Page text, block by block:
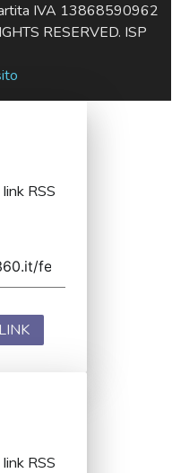
IVA 13868590962
RESERVED. ISP
RSS
RSS